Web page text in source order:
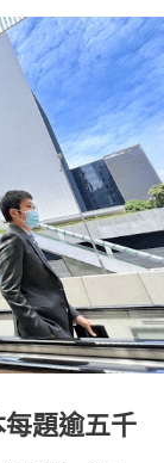
題逾五千